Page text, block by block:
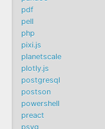
pdf
pell
php
pixi.js
planetscale
plotly.js
postgresql
postson
powershell
preact
psvg